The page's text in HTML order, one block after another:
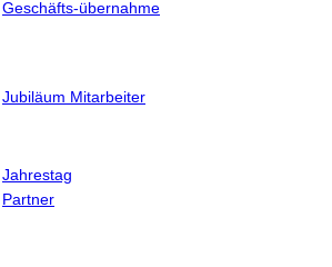
Geschäfts-übernahme
Jubiläum Mitarbeiter
Jahrestag
Partner